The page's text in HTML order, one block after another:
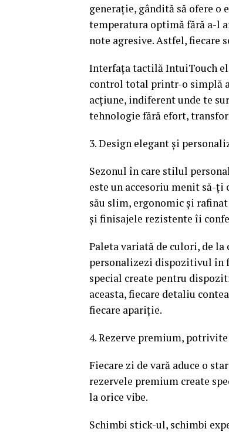
generație, gândită să ofere o
temperatura optimă fără a-l
note agresive. Astfel, fiecare
Interfața tactilă IntuiTouch
control total printr-o simplă
acțiune, indiferent unde te
tehnologie fără efort,
3. Design elegant și
Sezonul în care stilul
este un accesoriu menit să-
său slim, ergonomic și
și finisajele rezistente îi
Paleta variată de culori, de
personalizezi dispozitivul în
special create pentru
aceasta, fiecare detaliu
fiecare apariție.
4. Rezerve premium,
Fiecare zi de vară aduce o
rezervele premium create
la orice vibe.
Schimbi stick-ul, schimbi